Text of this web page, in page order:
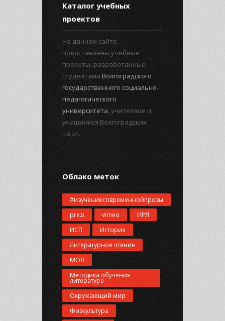
Каталог учебных
проектов
На данном сайте
представлены учебные
проекты, разработанные
студентами Волгоградского
государственного социально-
педагогического
университета, учителями и
учащимися Волгоградских
школ.
Облако меток
#изучениесовременнойпрозы
prezi
vimeo
ИРЛ
ИСП
История
Литературное чтение
МОЛ
Методика обучения
литературе
Окружающий мир
Физкультура